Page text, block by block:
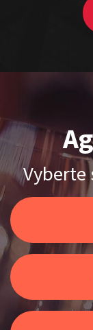
Vyberte